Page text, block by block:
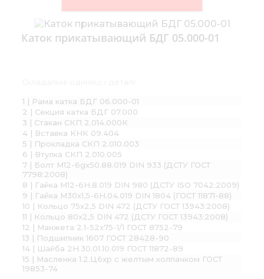
Каток прикатывающий БДГ 05.000-01
1 | Рама катка БДГ 06.000-01
2 | Секция катка БДГ 07.000
3 | Стакан СКП 2.014.000К
4 | Вставка КНК 09.404
5 | Прокладка СКП 2.010.003
6 | Втулка СКП 2.010.005
7 | Болт М12-6gх50.88.019 DIN 933 (ДСТУ ГОСТ
7798:2008)
8 | Гайка М12-6H.8.019 DIN 980 (ДСТУ ISO 7042:2009)
9 | Гайка М30х1,5-6Н.04.019 DIN 1804 (ГОСТ 11871-88)
10 | Кольцо 75х2,5 DIN 472 (ДСТУ ГОСТ 13943:2008)
11 | Кольцо 80х2,5 DIN 472 (ДСТУ ГОСТ 13943:2008)
12 | Манжета 2.1-52х75-1/1 ГОСТ 8752-79
13 | Подшипник 1607 ГОСТ 28428-90
14 | Шайба 2Н.30.01.10.019 ГОСТ 11872-89
15 | Масленка 1.2.Ц6хр с желтым колпачком ГОСТ
19853-74